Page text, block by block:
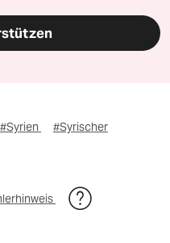
#Syrien
#Syrischer